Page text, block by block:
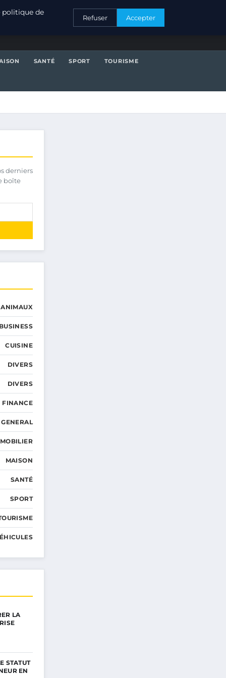
CONTACT
SANTÉ SPORT TOURISME
derniers
boîte
ANIMAUX
BUSINESS
CUISINE
DIVERS
DIVERS
FINANCE
GENERAL
MAISON
SANTÉ
SPORT
LA
STATUT
EN
politique de
Refuser Accepter